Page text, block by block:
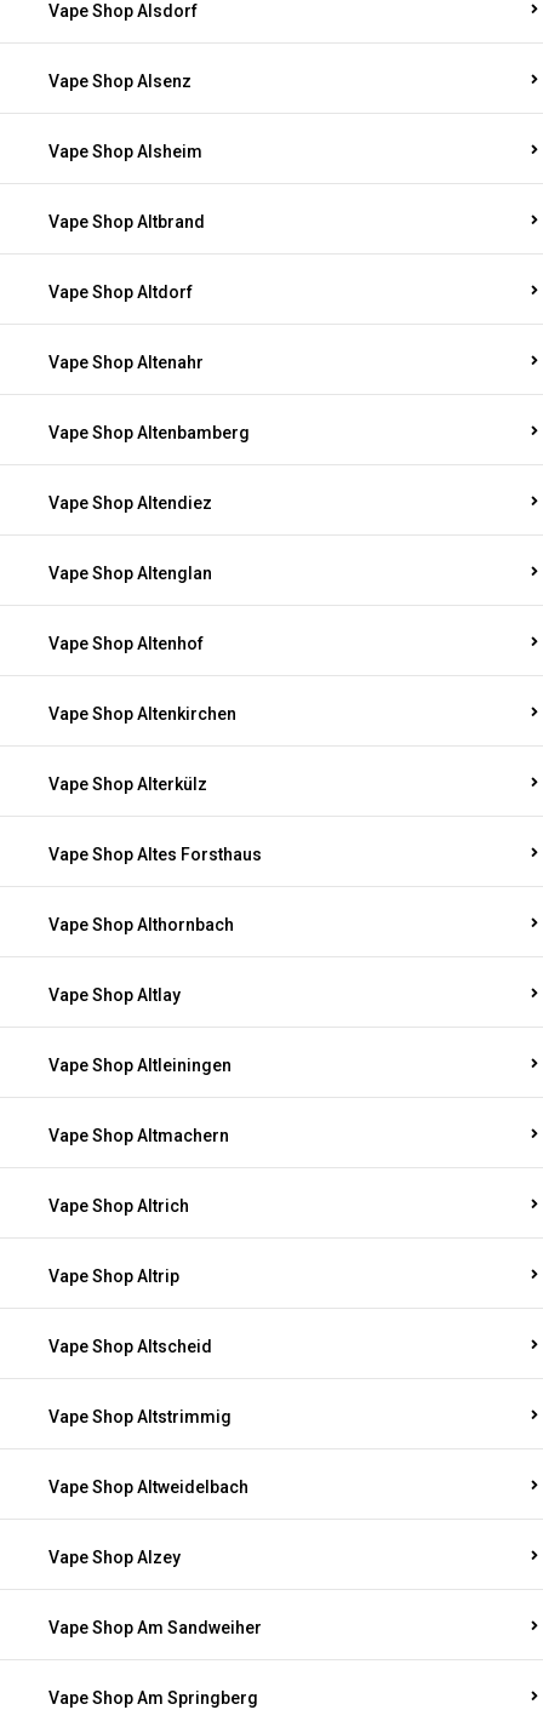
Vape Shop Alsdorf
Vape Shop Alsenz
Vape Shop Alsheim
Vape Shop Altbrand
Vape Shop Altdorf
Vape Shop Altenahr
Vape Shop Altenbamberg
Vape Shop Altendiez
Vape Shop Altenglan
Vape Shop Altenhof
Vape Shop Altenkirchen
Vape Shop Alterkülz
Vape Shop Altes Forsthaus
Vape Shop Althornbach
Vape Shop Altlay
Vape Shop Altleiningen
Vape Shop Altmachern
Vape Shop Altrich
Vape Shop Altrip
Vape Shop Altscheid
Vape Shop Altstrimmig
Vape Shop Altweidelbach
Vape Shop Alzey
Vape Shop Am Sandweiher
Vape Shop Am Springberg